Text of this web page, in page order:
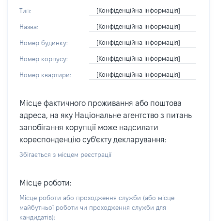
Тип: [Конфіденційна інформація]
Назва: [Конфіденційна інформація]
Номер будинку: [Конфіденційна інформація]
Номер корпусу: [Конфіденційна інформація]
Номер квартири: [Конфіденційна інформація]
Місце фактичного проживання або поштова
адреса, на яку Національне агентство з питань
запобігання корупції може надсилати
кореспонденцію суб'єкту декларування:
Збігається з місцем реєстрації
Місце роботи:
Місце роботи або проходження служби (або місце
майбутньої роботи чи проходження служби для
кандидатів):